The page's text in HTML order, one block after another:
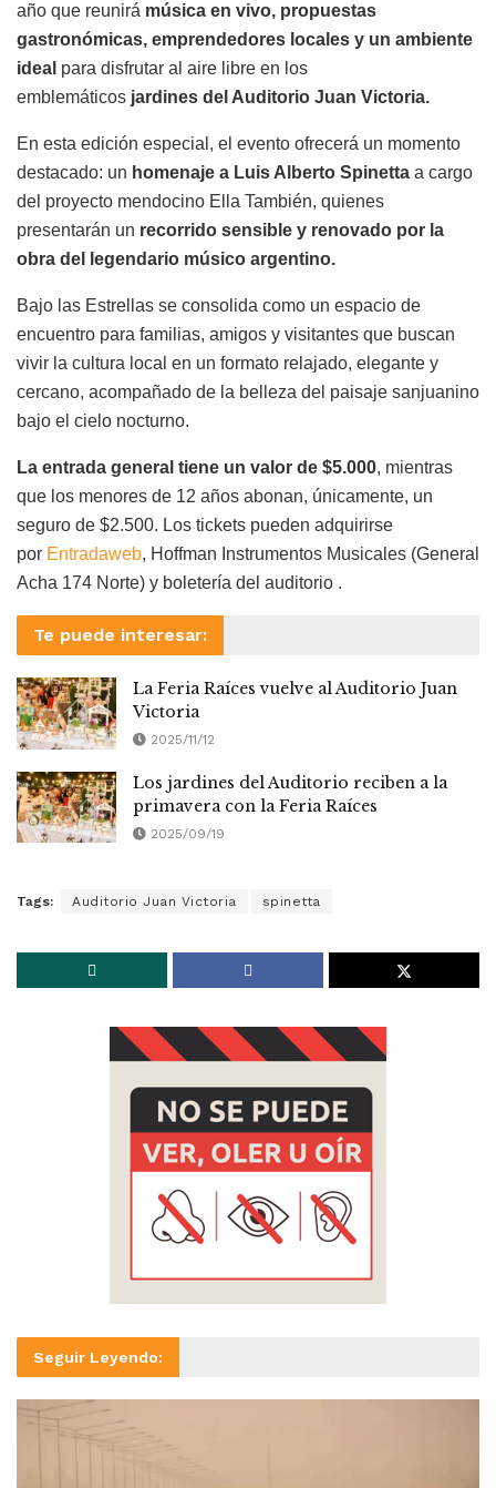
año que reunirá música en vivo, propuestas
gastronómicas, emprendedores locales y un ambiente
ideal para disfrutar al aire libre en los
emblemáticos jardines del Auditorio Juan Victoria.
En esta edición especial, el evento ofrecerá un momento
destacado: un homenaje a Luis Alberto Spinetta a cargo
del proyecto mendocino Ella También, quienes
presentarán un recorrido sensible y renovado por la
obra del legendario músico argentino.
Bajo las Estrellas se consolida como un espacio de
encuentro para familias, amigos y visitantes que buscan
vivir la cultura local en un formato relajado, elegante y
cercano, acompañado de la belleza del paisaje sanjuanino
bajo el cielo nocturno.
La entrada general tiene un valor de $5.000, mientras
que los menores de 12 años abonan, únicamente, un
seguro de $2.500. Los tickets pueden adquirirse
por Entradaweb, Hoffman Instrumentos Musicales (General
Acha 174 Norte) y boletería del auditorio .
Te puede interesar:
La Feria Raíces vuelve al Auditorio Juan
Victoria
2025/11/12
Los jardines del Auditorio reciben a la
primavera con la Feria Raíces
2025/09/19
Tags: Auditorio Juan Victoria spinetta
Seguir Leyendo: